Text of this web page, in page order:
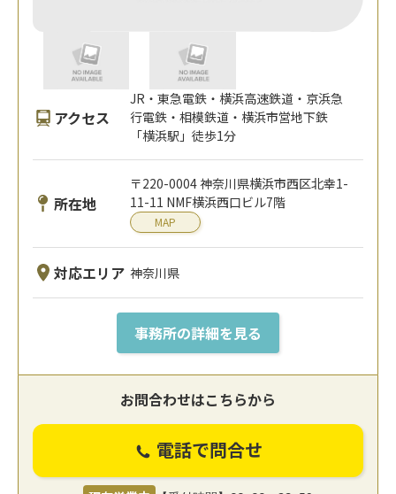
アクセス
JR・東急電鉄・横浜高速鉄道・京浜急
行電鉄・相模鉄道・横浜市営地下鉄
「横浜駅」徒歩1分
所在地
〒220-0004 神奈川県横浜市西区北幸1-
11-11 NMF横浜西口ビル7階
MAP
対応エリア 神奈川県
事務所の詳細を見る
お問合わせはこちらから
電話で問合せ